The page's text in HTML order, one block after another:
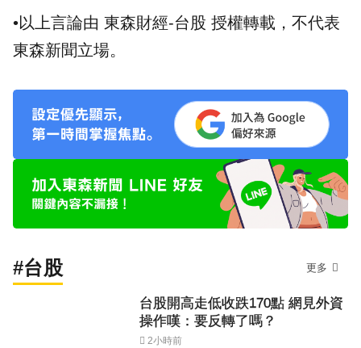
•以上言論由 東森財經-台股 授權轉載，不代表
東森新聞立場。
#台股 更多
台股開高走低收跌170點 網見外資
操作嘆：要反轉了嗎？
2小時前